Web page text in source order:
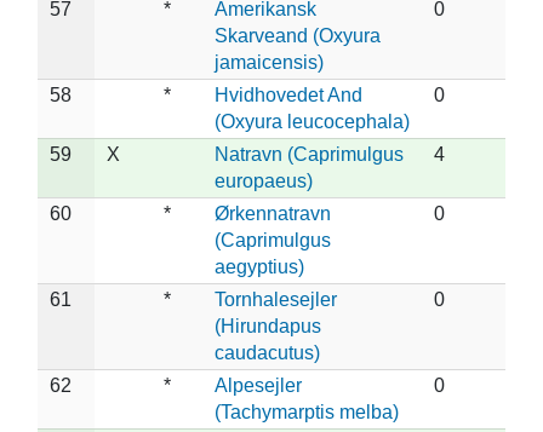
57 *
Amerikansk
Skarveand (Oxyura
jamaicensis)
0
58 *
Hvidhovedet And
(Oxyura leucocephala)
0
59 X
Natravn (Caprimulgus
europaeus)
4
60 *
Ørkennatravn
(Caprimulgus
aegyptius)
0
61 *
Tornhalesejler
(Hirundapus
caudacutus)
0
62 *
Alpesejler
(Tachymarptis melba)
0